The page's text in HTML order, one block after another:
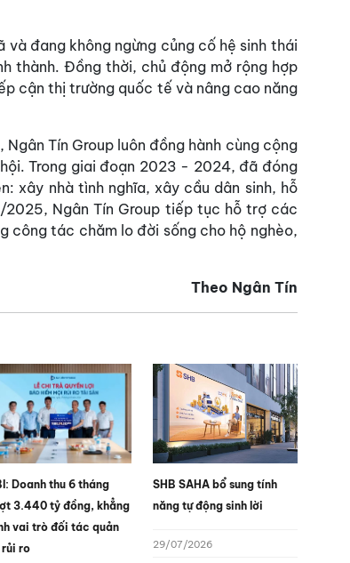
và đang không ngừng củng cố hệ sinh thái
thành. Đồng thời, chủ động mở rộng hợp
cận thị trường quốc tế và nâng cao năng
Tín Group luôn đồng hành cùng cộng
Trong giai đoạn 2023 - 2024, đã đóng
xây nhà tình nghĩa, xây cầu dân sinh, hỗ
2025, Ngân Tín Group tiếp tục hỗ trợ các
công tác chăm lo đời sống cho hộ nghèo,
Theo Ngân Tín
Doanh thu 6 tháng
3.440 tỷ đồng, khẳng
vai trò đối tác quản
ro
SHB SAHA bổ sung tính
năng tự động sinh lời
29/07/2026